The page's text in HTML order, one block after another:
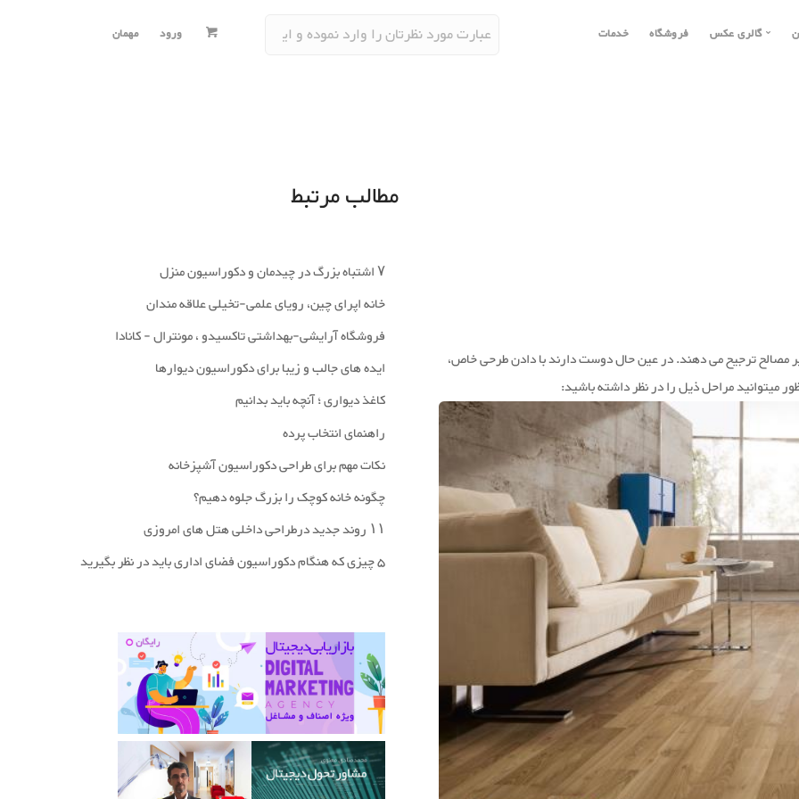
خدمات فروشگاه گالری عکس
سرویس بهداشتی
مراکز آموزشی
سالن زیبایی
مرکز خرید و فروشگاه
مراکز پزشکی و سلامت
نمایشگاهی
مرکز تماس
بالکن-پاسیو-حیاط خلوت
سایر فضاها
ورودی و راهرو
کمد لباس
راه پله
بناهای دیدنی
اتاق کار
کتابخانه
پارکینگ و انباری
ورودی و راهرو
راه پله
کمد و اتاق لباس
بالکن-پاسیو-حیاط خلوت
استخر-برکه-آبنما
نورپردازی
مبانی طراحی داخلی
لوازم و وسایل
پروژه های دیدنی
وسایل دست ساز
مهمان ورود
مصالح ترجیح می دهند. در عین حال دوست دارند با دادن طرحی خاص،
میتوانید مراحل ذیل را در نظر داشته باشید:
مطالب مرتبط
۷ اشتباه بزرگ در چیدمان و دکوراسیون منزل
خانه اپرای چین، رویای علمی-تخیلی علاقه مندان
فروشگاه آرایشی-بهداشتی تاکسیدو ، مونترال - کانادا
ایده های جالب و زیبا برای دکوراسیون دیوارها
کاغذ دیواری ؛ آنچه باید بدانیم
راهنمای انتخاب پرده
نکات مهم برای طراحی دکوراسیون آشپزخانه
چگونه خانه کوچک را بزرگ جلوه دهیم؟
۱۱ روند جدید درطراحی داخلی هتل های امروزی
5 چیزی که هنگام دکوراسیون فضای اداری باید در نظر بگیرید